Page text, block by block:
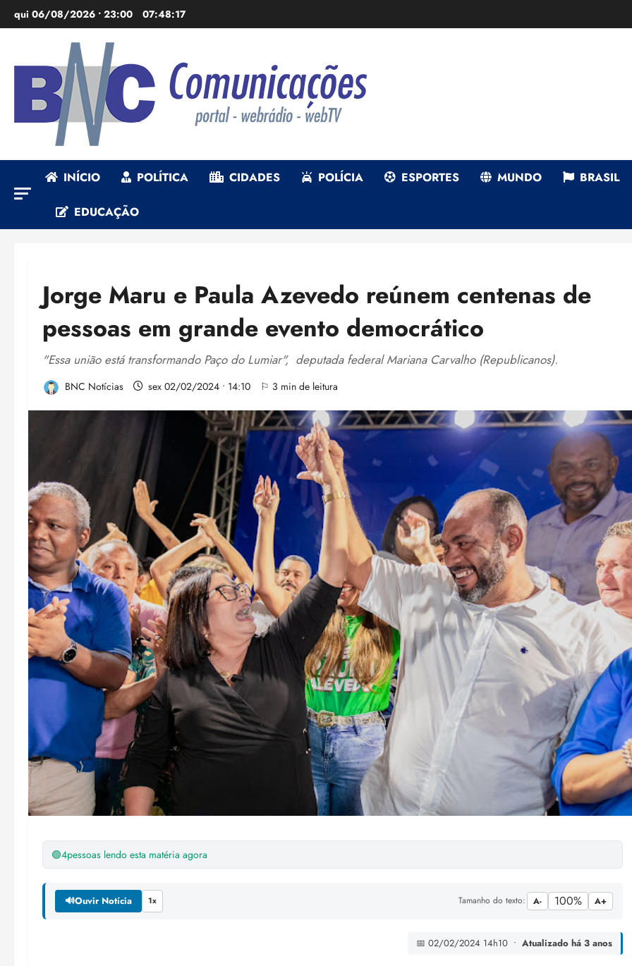
para
qui 06/08/2026 • 23:00 07:48:19
INÍCIO POLÍTICA CIDADES POLÍCIA ESPORTES MUNDO BRASIL
EDUCAÇÃO
Jorge Maru e Paula Azevedo reúnem centenas de
pessoas em grande evento democrático
"Essa união está transformando Paço do Lumiar", deputada federal Mariana Carvalho (Republicanos).
BNC Notícias sex 02/02/2024 • 14:10 ⚐ 3 min de leitura
🟢4pessoas lendo esta matéria agora
🔊Ouvir Notícia 1x Tamanho do texto: A- 100% A+
📅 02/02/2024 14h10 • Atualizado há 3 anos